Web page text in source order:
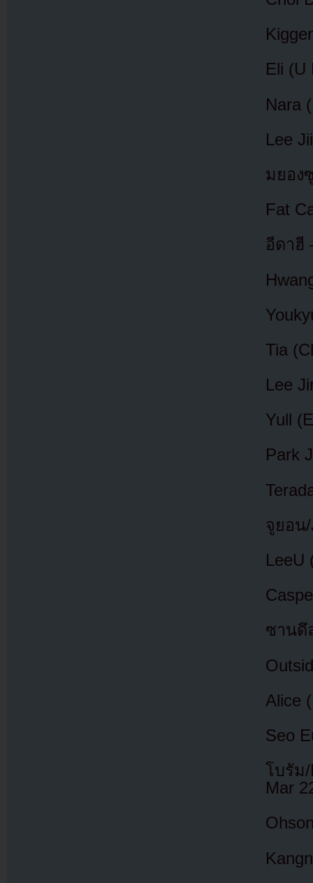
Eli (U
Nara
Lee
มยอง
Fat
อีดาฮี
Tia
Lee
Yull
Park
จูยอน/
LeeU
ซานดึ
Alice
Seo
โบรัม
Mar